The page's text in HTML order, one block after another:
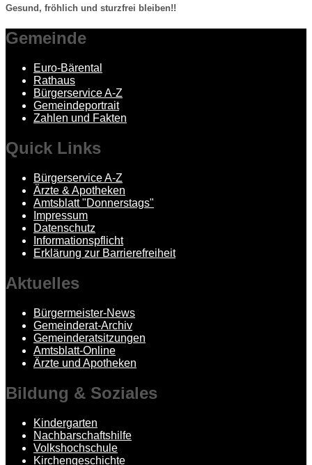
Gesund, fröhlich und sturzfrei bleiben!!
Gemeinde
Euro-Bärental
Rathaus
Bürgerservice A-Z
Gemeindeportrait
Zahlen und Fakten
Quick Links
Bürgerservice A-Z
Ärzte & Apotheken
Amtsblatt "Donnerstags"
Impressum
Datenschutz
Informationspflicht
Erklärung zur Barrierefreiheit
Aktuelles
Bürgermeister-News
Gemeinderat-Archiv
Gemeinderatsitzungen
Amtsblatt-Online
Ärzte und Apotheken
Bildung & Soziales
Kindergarten
Nachbarschaftshilfe
Volkshochschule
Kirchengeschichte